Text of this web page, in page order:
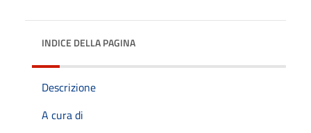
INDICE DELLA PAGINA
Descrizione
A cura di